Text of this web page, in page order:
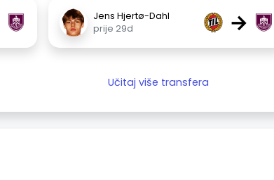
Jens Hjertø-Dahl
prije 29d
→
Učitaj više transfera